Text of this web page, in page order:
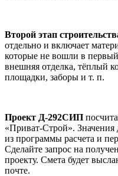
Второй этап
отдельно и включает
которые не вошли в
внешняя отделка, тёплый
площадки, заборы и т. п.
Проект Д-292СИП
«Приват-Строй». Значения
из программы расчета и
Сделайте запрос на
проекту. Смета будет
почте.